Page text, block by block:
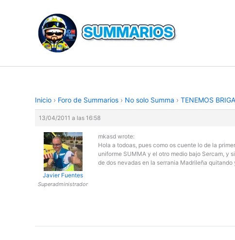
contenido
Inicio › Foro de Summarios › No solo Summa › TENEMOS
13/04/2011 a las 16:58
Javier Fuentes
Superadministrador
mkasd wrote:
Hola a todoas, pues como os cuente lo de la
uniforme SUMMA y el otro medio bajo Sercam, y
de dos nevadas en la serrania Madrileña